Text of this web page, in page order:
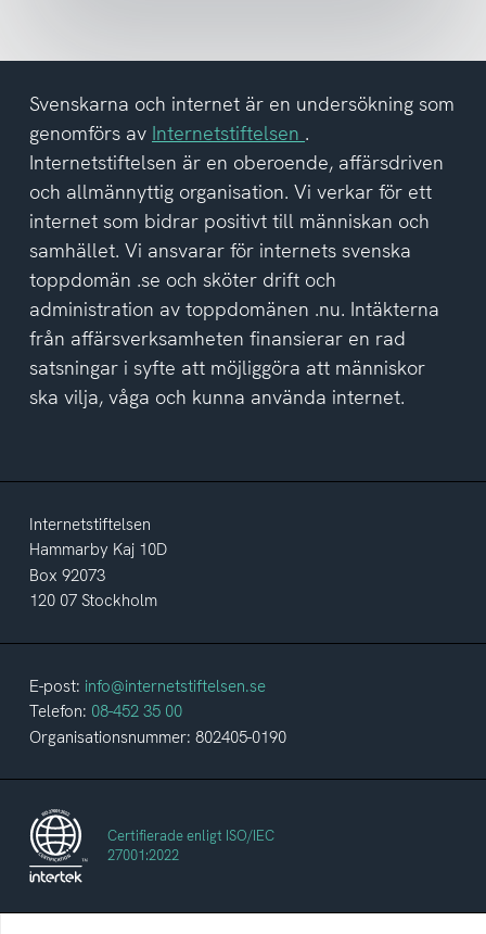
del
av
integritetspolicyn
Svenskarna och internet är en undersökning som
genomförs av Internetstiftelsen .
Internetstiftelsen är en oberoende, affärsdriven
och allmännyttig organisation. Vi verkar för ett
internet som bidrar positivt till människan och
samhället. Vi ansvarar för internets svenska
toppdomän .se och sköter drift och
administration av toppdomänen .nu. Intäkterna
från affärsverksamheten finansierar en rad
satsningar i syfte att möjliggöra att människor
ska vilja, våga och kunna använda internet.
Internetstiftelsen
Hammarby Kaj 10D
Box 92073
120 07 Stockholm
E-post: info@internetstiftelsen.se
Telefon: 08-452 35 00
Organisationsnummer: 802405-0190
Certifierade enligt ISO/IEC
27001:2022